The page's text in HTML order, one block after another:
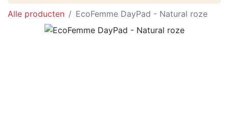
Alle producten EcoFemme DayPad - Natural roze